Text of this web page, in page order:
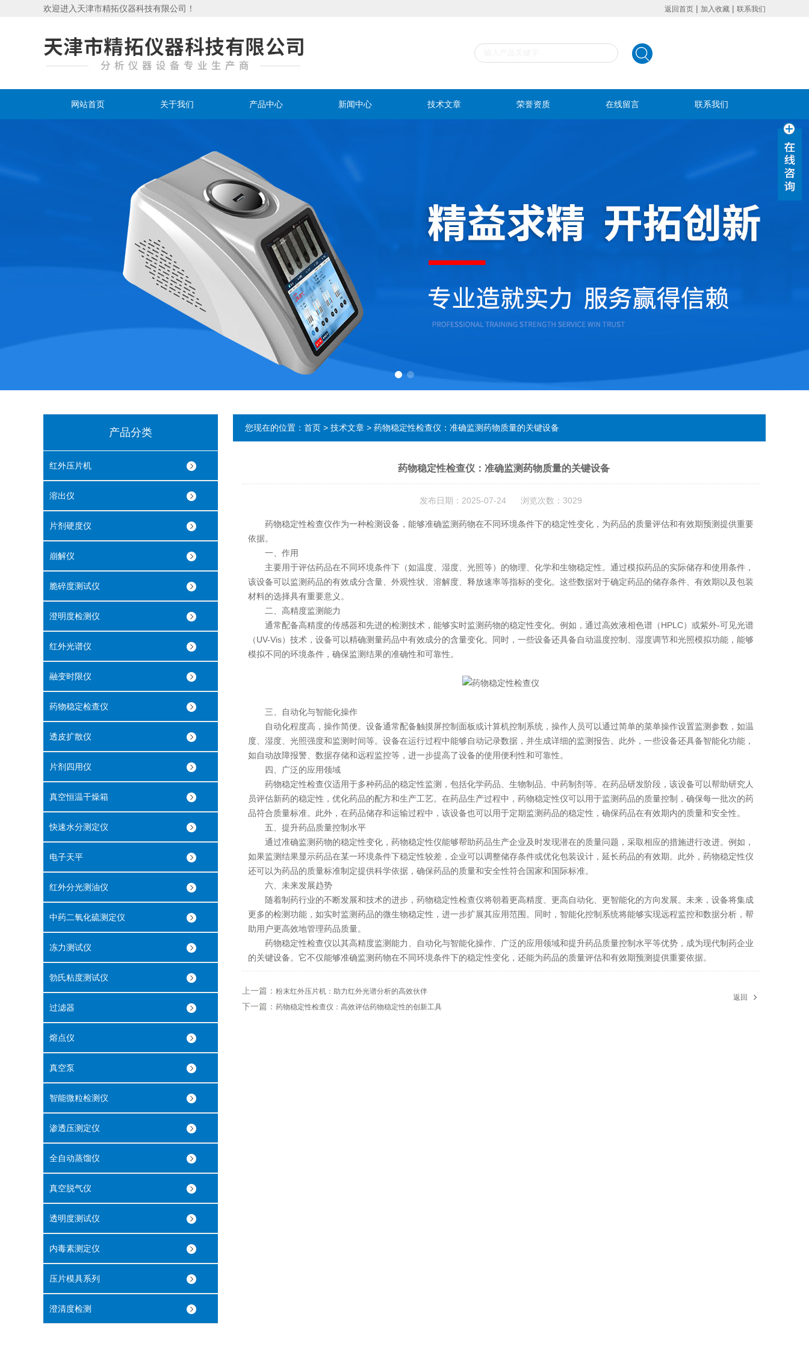
欢迎进入天津市精拓仪器科技有限公司！ 返回首页 | 加入收藏 | 联系我们
网站首页 关于我们 产品中心 新闻中心 技术文章 荣誉资质 在线留言 联系我们
产品分类
红外压片机
溶出仪
片剂硬度仪
崩解仪
脆碎度测试仪
澄明度检测仪
红外光谱仪
融变时限仪
药物稳定检查仪
透皮扩散仪
片剂四用仪
真空恒温干燥箱
快速水分测定仪
电子天平
红外分光测油仪
中药二氧化硫测定仪
冻力测试仪
勃氏粘度测试仪
过滤器
熔点仪
真空泵
智能微粒检测仪
渗透压测定仪
全自动蒸馏仪
真空脱气仪
透明度测试仪
内毒素测定仪
压片模具系列
澄清度检测
您现在的位置： 首页 > 技术文章 > 药物稳定性检查仪：准确监测药物质量的关键设备
药物稳定性检查仪：准确监测药物质量的关键设备
发布日期：2025-07-24 浏览次数：3029
药物稳定性检查仪作为一种检测设备，能够准确监测药物在不同环境条件下的稳定性变化，为药品的质量评估和有效期预测提供重要
依据。
一、作用
主要用于评估药品在不同环境条件下（如温度、湿度、光照等）的物理、化学和生物稳定性。通过模拟药品的实际储存和使用条件，
该设备可以监测药品的有效成分含量、外观性状、溶解度、释放速率等指标的变化。这些数据对于确定药品的储存条件、有效期以及包装
材料的选择具有重要意义。
二、高精度监测能力
通常配备高精度的传感器和先进的检测技术，能够实时监测药物的稳定性变化。例如，通过高效液相色谱（HPLC）或紫外-可见光谱
（UV-Vis）技术，设备可以精确测量药品中有效成分的含量变化。同时，一些设备还具备自动温度控制、湿度调节和光照模拟功能，能够
模拟不同的环境条件，确保监测结果的准确性和可靠性。
三、自动化与智能化操作
自动化程度高，操作简便。设备通常配备触摸屏控制面板或计算机控制系统，操作人员可以通过简单的菜单操作设置监测参数，如温
度、湿度、光照强度和监测时间等。设备在运行过程中能够自动记录数据，并生成详细的监测报告。此外，一些设备还具备智能化功能，
如自动故障报警、数据存储和远程监控等，进一步提高了设备的使用便利性和可靠性。
四、广泛的应用领域
药物稳定性检查仪适用于多种药品的稳定性监测，包括化学药品、生物制品、中药制剂等。在药品研发阶段，该设备可以帮助研究人
员评估新药的稳定性，优化药品的配方和生产工艺。在药品生产过程中，药物稳定性仪可以用于监测药品的质量控制，确保每一批次的药
品符合质量标准。此外，在药品储存和运输过程中，该设备也可以用于定期监测药品的稳定性，确保药品在有效期内的质量和安全性。
五、提升药品质量控制水平
通过准确监测药物的稳定性变化，药物稳定性仪能够帮助药品生产企业及时发现潜在的质量问题，采取相应的措施进行改进。例如，
如果监测结果显示药品在某一环境条件下稳定性较差，企业可以调整储存条件或优化包装设计，延长药品的有效期。此外，药物稳定性仪
还可以为药品的质量标准制定提供科学依据，确保药品的质量和安全性符合国家和国际标准。
六、未来发展趋势
随着制药行业的不断发展和技术的进步，药物稳定性检查仪将朝着更高精度、更高自动化、更智能化的方向发展。未来，设备将集成
更多的检测功能，如实时监测药品的微生物稳定性，进一步扩展其应用范围。同时，智能化控制系统将能够实现远程监控和数据分析，帮
助用户更高效地管理药品质量。
药物稳定性检查仪以其高精度监测能力、自动化与智能化操作、广泛的应用领域和提升药品质量控制水平等优势，成为现代制药企业
的关键设备。它不仅能够准确监测药物在不同环境条件下的稳定性变化，还能为药品的质量评估和有效期预测提供重要依据。
上一篇： 粉末红外压片机：助力红外光谱分析的高效伙伴
下一篇： 药物稳定性检查仪：高效评估药物稳定性的创新工具
返回